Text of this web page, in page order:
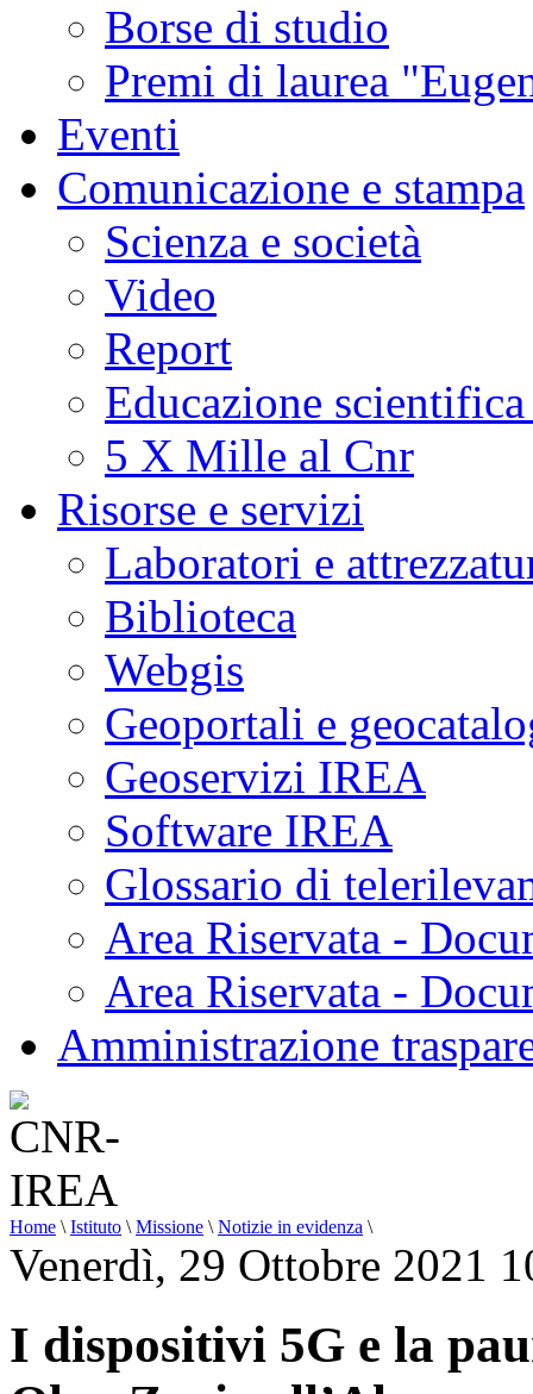
Borse di studio
Premi di laurea
Eventi
Comunicazione e stampa
Scienza e società
Video
Report
Educazione
5 X Mille al Cnr
Risorse e servizi
Laboratori e
Biblioteca
Webgis
Geoportali e
Geoservizi IREA
Software IREA
Glossario di
Area Riservata -
Area Riservata -
Amministrazione
Home \ Istituto \ Missione \ Notizie in evidenza \
Venerdì, 29 Ottobre 2021
I dispositivi 5G e la